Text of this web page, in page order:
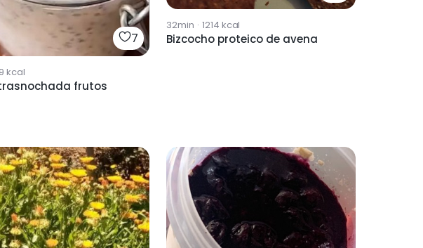
7
kcal
frutos
32min · 1214 kcal
Bizcocho proteico de avena